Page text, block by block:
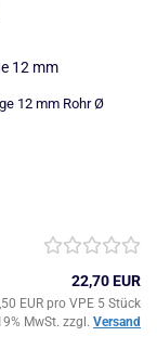
12 mm
12 mm Rohr Ø
22,70 EUR
EUR pro VPE 5 Stück
MwSt. zzgl. Versand